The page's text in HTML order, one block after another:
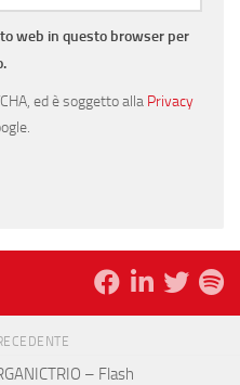
web in questo browser per
ed è soggetto alla Privacy
– Flash